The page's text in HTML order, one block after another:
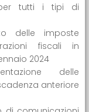
per tutti i tipi di
delle imposte
fiscali in
2024
delle
anteriore